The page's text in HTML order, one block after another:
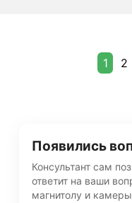
1 2
Появились
Консультант сам
ответит на ваши
магнитолу и